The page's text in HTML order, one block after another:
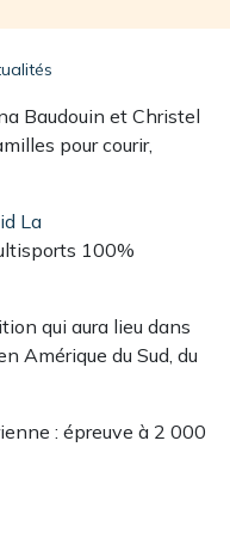
Baudouin et Christel
pour courir,
La
100%
qui aura lieu dans
Amérique du Sud, du
: épreuve à 2 000
km